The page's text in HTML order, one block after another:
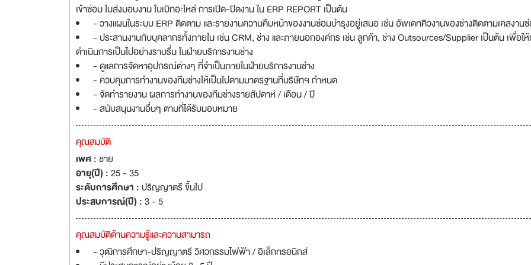
เข้าซ่อม ใบส่งมอบงาน ใบเบิกอะไหล่ การเปิด-ปิดงาน ใน ERP REPORT เป็นต้น
- วางแผนในระบบ ERP ติดตาม และรายงานความคืบหน้าของงานซ่อมบำรุงอยู่เสมอ เช่น อัพเดทคิวงานของช่างติดตามเคสงาน
- ประสานงานกับบุคลากรทั้งภายใน เช่น CRM, ช่าง และภายนอกองค์กร เช่น ลูกค้า, ช่าง Outsources/Supplier เป็นต้น เพื่อใ
ดำเนินการเป็นไปอย่างราบรื่น ในฝ่ายบริการงานช่าง
- ดูแลการจัดหาอุปกรณ์ต่างๆ ที่จำเป็นภายในฝ่ายบริการงานช่าง
- ควบคุมการทำงานของทีมช่างให้เป็นไปตามมาตรฐานที่บริษัทฯ กำหนด
- จัดทำรายงาน ผลการทำงานของทีมช่างรายสัปดาห์ / เดือน / ปี
- สนับสนุนงานอื่นๆ ตามที่ได้รับมอบหมาย
คุณสมบัติ
เพศ :ชาย
อายุ(ปี) :25 - 35
ระดับการศึกษา :ปริญญาตรี ขึ้นไป
ประสบการณ์(ปี) :3 - 5
คุณสมบัติด้านความรู้และความสามารถ
- วุฒิการศึกษา-ปริญญาตรี วิศวกรรมไฟฟ้า / อิเล็กทรอนิกส์